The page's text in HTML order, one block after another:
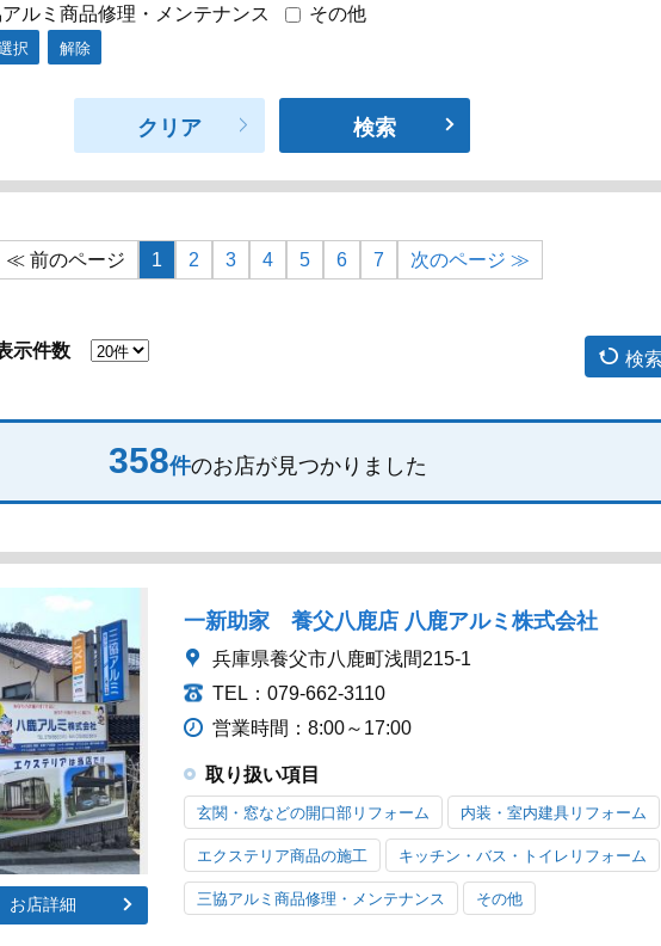
ルミ商品修理・メンテナンス
その他
択 解除
クリア 検索
前のページ 1 2 3 4 5 6 7 次のページ
示件数 検
358件のお店が見つかりました
お店詳細
一新助家 養父八鹿店 八鹿アルミ株式会社
兵庫県養父市八鹿町浅間215-1
TEL：079-662-3110
営業時間：8:00～17:00
取り扱い項目
玄関・窓などの開口部リフォーム 内装・室内建具リフォーム
エクステリア商品の施工 キッチン・バス・トイレリフォーム
三協アルミ商品修理・メンテナンス その他